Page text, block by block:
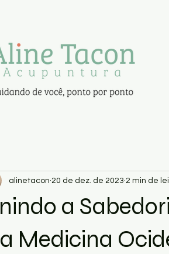
a
Medicina
alinetacon 20 de dez. de 2023 2 min de